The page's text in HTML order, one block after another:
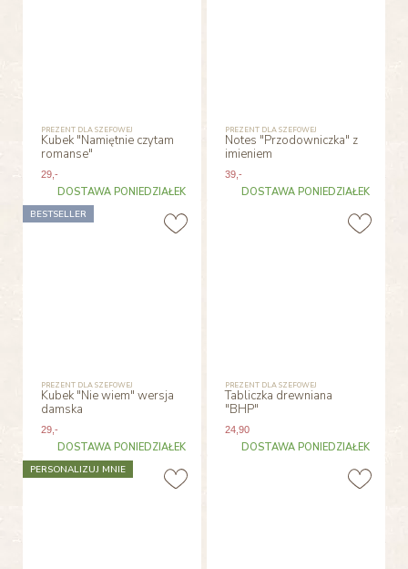
PREZENT DLA SZEFOWEJ
Kubek "Namiętnie czytam
romanse"
29,-
DOSTAWA PONIEDZIAŁEK
PREZENT DLA SZEFOWEJ
Notes "Przodowniczka" z
imieniem
39 ,-
DOSTAWA PONIEDZIAŁEK
PREZENT DLA SZEFOWEJ
Kubek "Nie wiem" wersja
damska
29,-
DOSTAWA PONIEDZIAŁEK
BESTSELLER
PREZENT DLA SZEFOWEJ
Tabliczka drewniana
"BHP"
24 ,90
DOSTAWA PONIEDZIAŁEK
PERSONALIZUJ MNIE